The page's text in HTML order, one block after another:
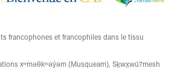
francophones et francophiles dans le tissu
xʷməθkʷəy̓əm (Musqueam), Sḵwx̱wú7mesh